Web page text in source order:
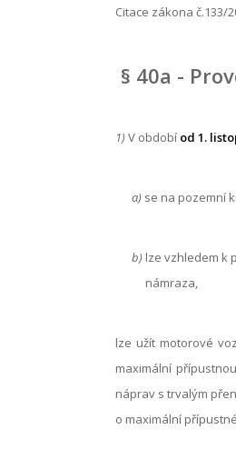
Citace zákona č.133/
§ 40a -
1)V období od 1.
a) se na pozemní
b) lze vzhledem k
námraza,
lze užít motorové
maximální
náprav s trvalým
o maximální